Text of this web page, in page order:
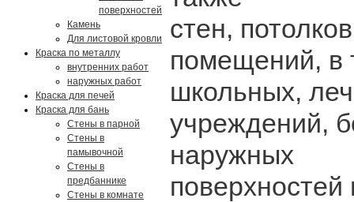
поверхностей
Камень
Для листовой кровли
Краска по металлу
внутренних работ
наружных работ
Краска для печей
Краска для бань
Стены в парной
Стены в
памывочной
Стены в
предбаннике
Стены в комнате
стен,
помещений, в
школьных,
учреждений,
наружных